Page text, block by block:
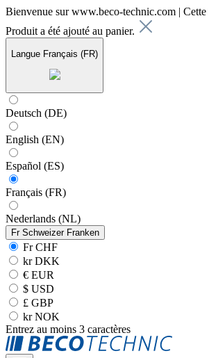
Bienvenue sur www.beco-technic.com |
Produit a été ajouté au panier.
Langue Français (FR)
Deutsch (DE)
English (EN)
Español (ES)
Français (FR)
Nederlands (NL)
Fr Schweizer Franken
Fr CHF
kr DKK
€ EUR
$ USD
£ GBP
kr NOK
Entrez au moins 3 caractères